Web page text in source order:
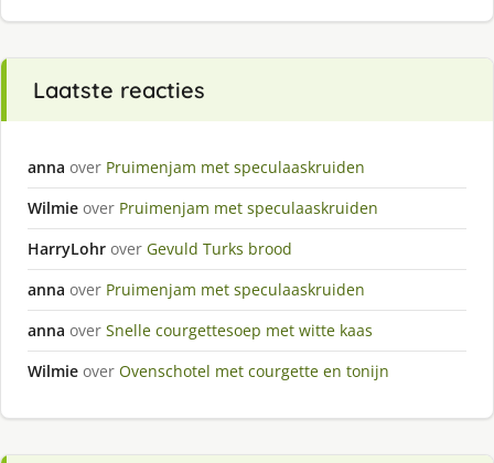
Laatste reacties
anna over Pruimenjam met speculaaskruiden
Wilmie over Pruimenjam met speculaaskruiden
HarryLohr over Gevuld Turks brood
anna over Pruimenjam met speculaaskruiden
anna over Snelle courgettesoep met witte kaas
Wilmie over Ovenschotel met courgette en tonijn